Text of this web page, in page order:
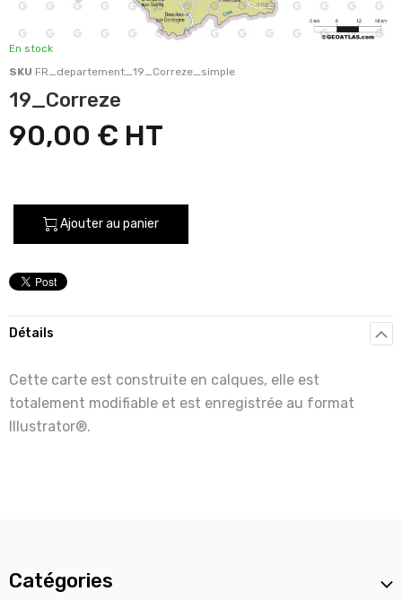
En stock
SKU FR_departement_19_Correze_simple
19_Correze
90,00 €
Ajouter au panier
Détails
Cette carte est construite en calques, elle est
totalement modifiable et est enregistrée au format
Illustrator®.
Catégories